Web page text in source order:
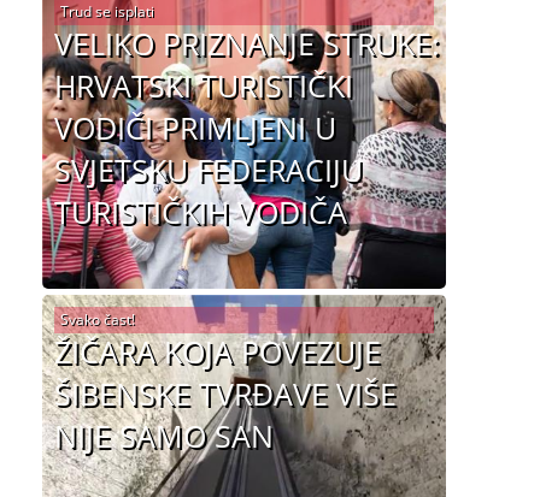
VELIKO PRIZNANJE STRUKE:
HRVATSKI TURISTIČKI
VODIČI PRIMLJENI U
SVJETSKU FEDERACIJU
TURISTIČKIH VODIČA
Trud se isplati
ŽIČARA KOJA POVEZUJE
ŠIBENSKE TVRĐAVE VIŠE
NIJE SAMO SAN
Svako čast!